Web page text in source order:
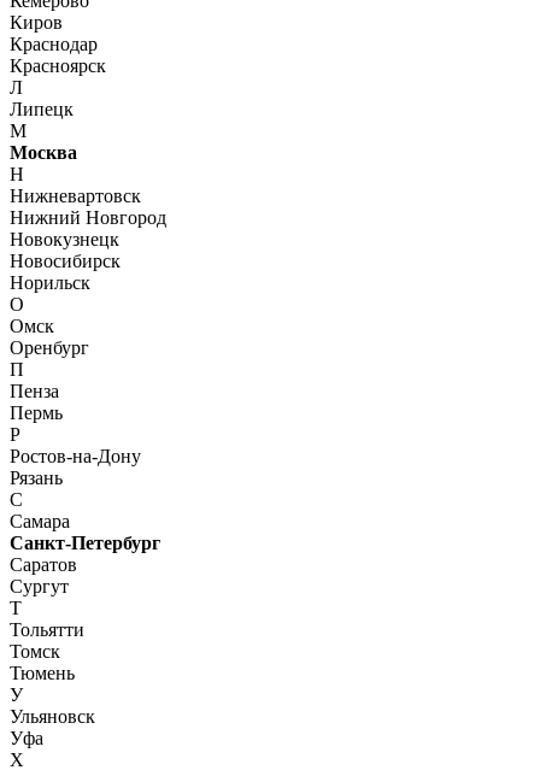
Киров
Краснодар
Красноярск
Л
Липецк
М
Москва
Н
Нижневартовск
Нижний Новгород
Новокузнецк
Новосибирск
Норильск
О
Омск
Оренбург
П
Пенза
Пермь
Р
Ростов-на-Дону
Рязань
С
Самара
Санкт-Петербург
Саратов
Сургут
Т
Тольятти
Томск
Тюмень
У
Ульяновск
Уфа
Х